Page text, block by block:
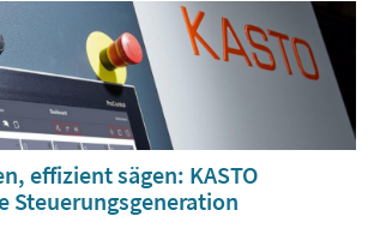
effizient sägen: KASTO